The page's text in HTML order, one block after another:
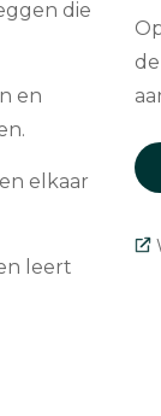
die
en
elkaar
leert